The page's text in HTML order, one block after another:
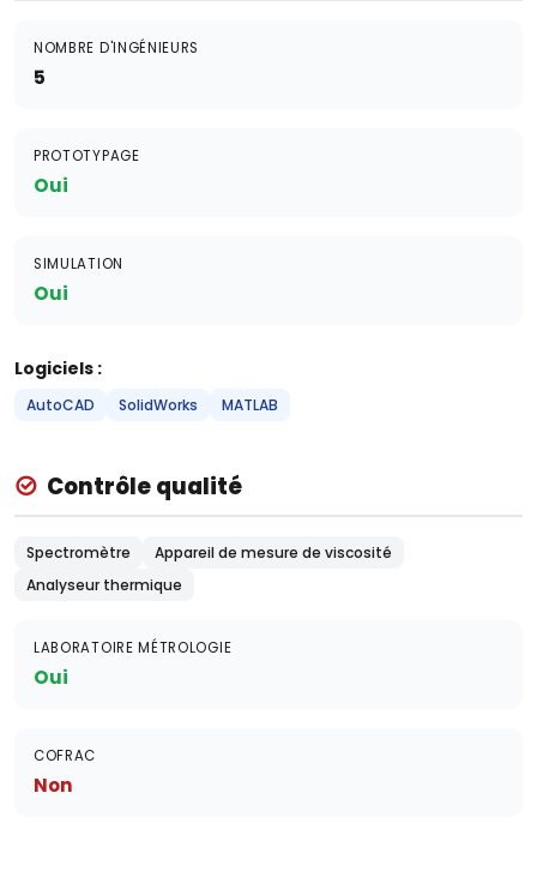
NOMBRE D'INGÉNIEURS
5
PROTOTYPAGE
Oui
SIMULATION
Oui
Logiciels :
AutoCAD SolidWorks MATLAB
Contrôle qualité
Spectromètre
Appareil de mesure de viscosité
Analyseur thermique
LABORATOIRE MÉTROLOGIE
Oui
COFRAC
Non